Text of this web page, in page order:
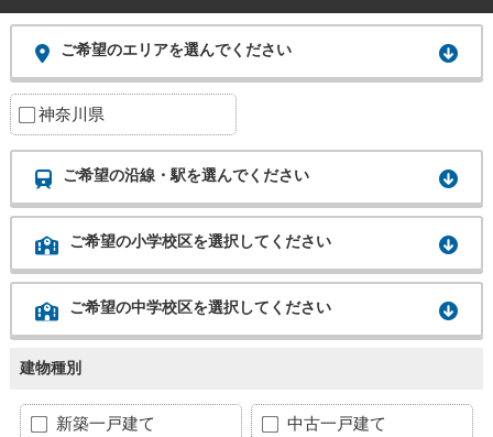
ご希望のエリアを選んでください
神奈川県
ご希望の沿線・駅を選んでください
ご希望の小学校区を選択してください
ご希望の中学校区を選択してください
建物種別
新築一戸建て 中古一戸建て